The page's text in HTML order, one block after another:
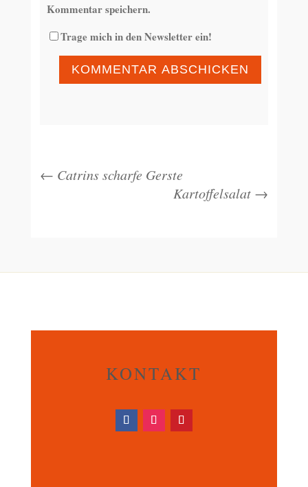
Kommentar speichern.
Trage mich in den Newsletter ein!
KOMMENTAR ABSCHICKEN
← Catrins scharfe Gerste
Kartoffelsalat→
KONTAKT